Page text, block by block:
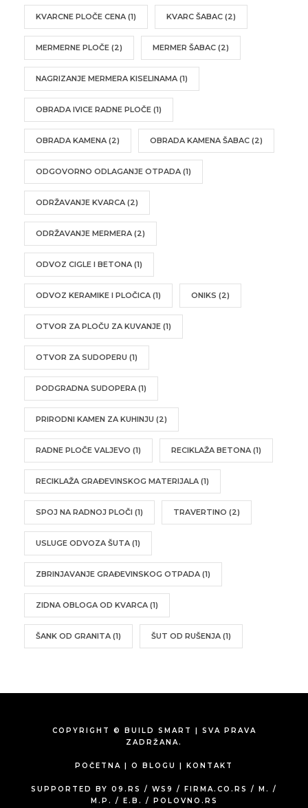
KVARCNE PLOČE CENA (1) KVARC ŠABAC (2)
MERMERNE PLOČE (2) MERMER ŠABAC (2)
NAGRIZANJE MERMERA KISELINAMA (1)
OBRADA IVICE RADNE PLOČE (1)
OBRADA KAMENA (2) OBRADA KAMENA ŠABAC (2)
ODGOVORNO ODLAGANJE OTPADA (1)
ODRŽAVANJE KVARCA (2)
ODRŽAVANJE MERMERA (2)
ODVOZ CIGLE I BETONA (1)
ODVOZ KERAMIKE I PLOČICA (1) ONIKS (2)
OTVOR ZA PLOČU ZA KUVANJE (1)
OTVOR ZA SUDOPERU (1)
PODGRADNA SUDOPERA (1)
PRIRODNI KAMEN ZA KUHINJU (2)
RADNE PLOČE VALJEVO (1) RECIKLAŽA BETONA (1)
RECIKLAŽA GRAĐEVINSKOG MATERIJALA (1)
SPOJ NA RADNOJ PLOČI (1) TRAVERTINO (2)
USLUGE ODVOZA ŠUTA (1)
ZBRINJAVANJE GRAĐEVINSKOG OTPADA (1)
ZIDNA OBLOGA OD KVARCA (1)
ŠANK OD GRANITA (1) ŠUT OD RUŠENJA (1)
COPYRIGHT © BUILD SMART | SVA PRAVA
ZADRŽANA.
POČETNA | O BLOGU | KONTAKT
SUPPORTED BY 09.RS / WS9 / FIRMA.CO.RS / M.
/
M.P.
/ E.B. / POLOVNO.RS